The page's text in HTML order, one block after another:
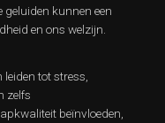
kunnen een
en ons welzijn.
tot stress,
zelfs
beïnvloeden,